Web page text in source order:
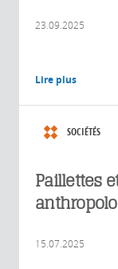
23.09.2025
Lire plus
SOCIÉTÉS
Paillettes
15.07.2025